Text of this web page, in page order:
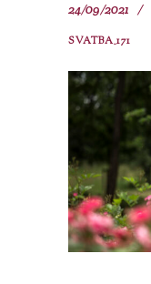
24/09/2021
SVATBA_171